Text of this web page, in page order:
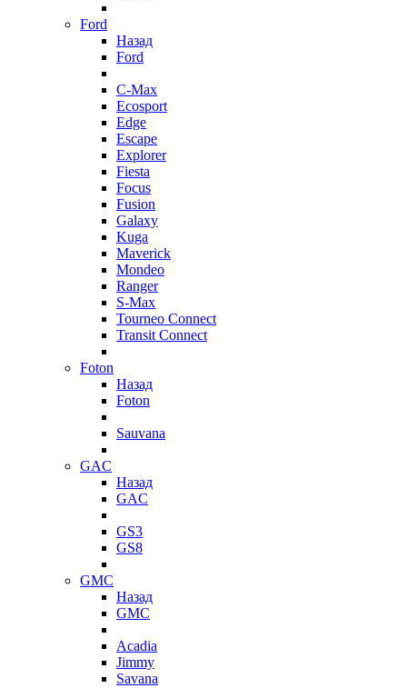
Ford
Назад
Ford
C-Max
Ecosport
Edge
Escape
Explorer
Fiesta
Focus
Fusion
Galaxy
Kuga
Maverick
Mondeo
Ranger
S-Max
Tourneo Connect
Transit Connect
Foton
Назад
Foton
Sauvana
GAC
Назад
GAC
GS3
GS8
GMC
Назад
GMC
Acadia
Jimmy
Savana